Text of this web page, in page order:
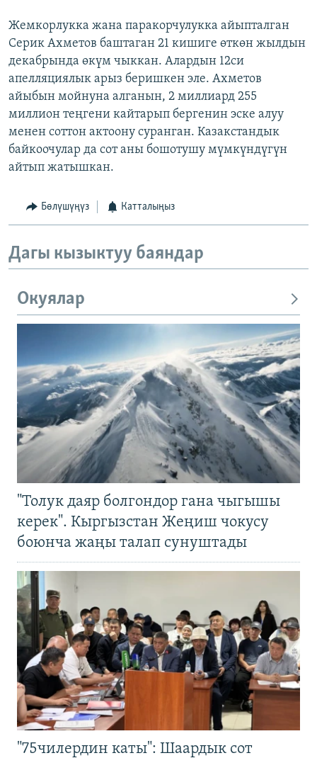
Жемкорлукка жана паракорчулукка айыпталган
Серик Ахметов баштаган 21 кишиге өткөн жылдын
декабрында өкүм чыккан. Алардын 12си
апелляциялык арыз беришкен эле. Ахметов
айыбын мойнуна алганын, 2 миллиард 255
миллион теңгени кайтарып бергенин эске алуу
менен соттон актоону суранган. Казакстандык
байкоочулар да сот аны бошотушу мүмкүндүгүн
айтып жатышкан.
Бөлүшүңүз Катталыңыз
Дагы кызыктуу баяндар
Окуялар
"Толук даяр болгондор гана чыгышы
керек". Кыргызстан Жеңиш чокусу
боюнча жаңы талап сунуштады
"75чилердин каты": Шаардык сот